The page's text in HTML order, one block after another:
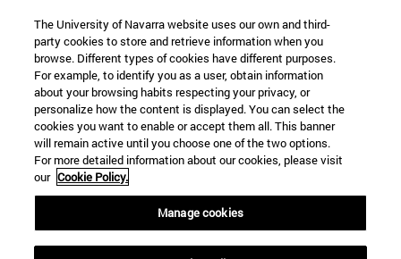
The University of Navarra website uses our own and third-
party cookies to store and retrieve information when you
browse. Different types of cookies have different purposes.
For example, to identify you as a user, obtain information
about your browsing habits respecting your privacy, or
personalize how the content is displayed. You can select the
cookies you want to enable or accept them all. This banner
will remain active until you choose one of the two options.
For more detailed information about our cookies, please visit
our Cookie Policy.
Manage cookies